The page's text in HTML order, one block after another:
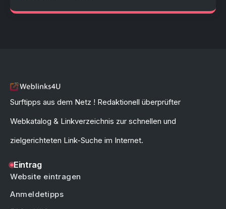
Surftipps aus dem Netz ! Redaktionell überprüfter
Webkatalog & Linkverzeichnis zur schnellen und
zielgerichteten Link-Suche im Internet.
Eintrag
Website eintragen
Anmeldetipps